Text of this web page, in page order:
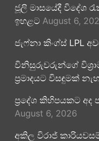
ජූලි මාසයේදී විදේශ
ඉහළට August 6,
ජැෆ්නා කිංග්ස් LPL
විනිසුරුවරුන්ගේ
ප්‍රමාදයට විසඳුමක්
ප්‍රදේශ කිහිපයකට අද
August 6, 2026
අකිල විරාජ්